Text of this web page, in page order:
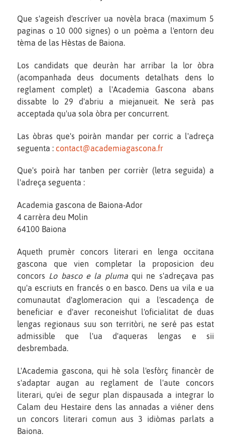
Que s'ageish d'escríver ua novèla braca (maximum 5
paginas o 10 000 signes) o un poèma a l'entorn deu
tèma de las Hèstas de Baiona.
Los candidats que deuràn har arribar la lor òbra
(acompanhada deus documents detalhats dens lo
reglament complet) a l'Academia Gascona abans
dissabte lo 29 d'abriu a miejanueit. Ne serà pas
acceptada qu'ua sola òbra per concurrent.
Las òbras que's poiràn mandar per corric a l'adreça
seguenta : contact@academiagascona.fr
Que's poirà har tanben per corrièr (letra seguida) a
l'adreça seguenta :
Academia gascona de Baiona-Ador
4 carrèra deu Molin
64100 Baiona
Aqueth prumèr concors literari en lenga occitana
gascona que vien completar la proposicion deu
concors Lo basco e la plumaqui ne s'adreçava pas
qu'a escriuts en francés o en basco. Dens ua vila e ua
comunautat d'aglomeracion qui a l'escadença de
beneficiar e d'aver reconeishut l'oficialitat de duas
lengas regionaus suu son territòri, ne seré pas estat
admissible que l'ua d'aqueras lengas e sii
desbrembada.
L'Academia gascona, qui hè sola l'esfòrç financèr de
s'adaptar augan au reglament de l'aute concors
literari, qu'ei de segur plan dispausada a integrar lo
Calam deu Hestaire dens las annadas a viéner dens
un concors literari comun aus 3 idiòmas parlats a
Baiona.